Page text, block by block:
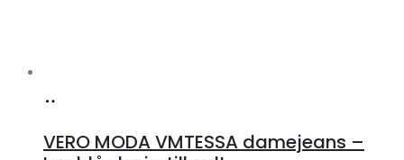
Klædeskabet.dk
VERO MODA VMTESSA damejeans –